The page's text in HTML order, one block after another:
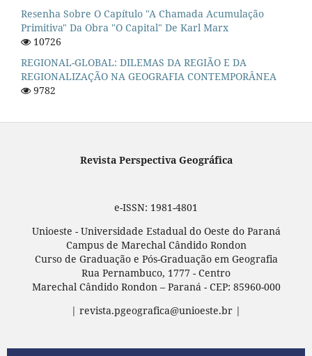
Resenha Sobre O Capítulo "A Chamada Acumulação
Primitiva" Da Obra "O Capital" De Karl Marx
10726
REGIONAL-GLOBAL: DILEMAS DA REGIÃO E DA
REGIONALIZAÇÃO NA GEOGRAFIA CONTEMPORÂNEA
9782
Revista Perspectiva Geográfica
e-ISSN: 1981-4801
Unioeste - Universidade Estadual do Oeste do Paraná
Campus de Marechal Cândido Rondon
Curso de Graduação e Pós-Graduação em Geografia
Rua Pernambuco, 1777 - Centro
Marechal Cândido Rondon – Paraná - CEP: 85960-000
| revista.pgeografica@unioeste.br |